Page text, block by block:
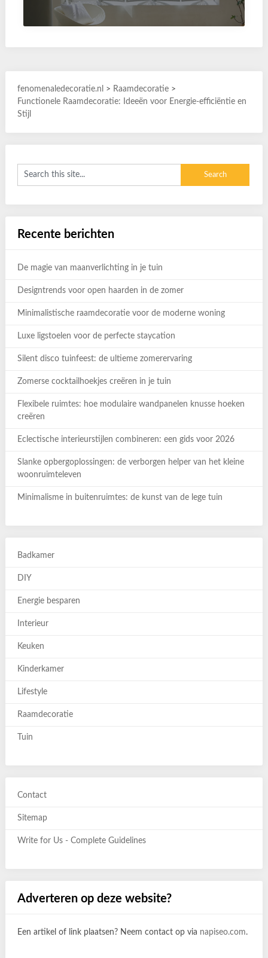
fenomenaledecoratie.nl > Raamdecoratie>
Functionele Raamdecoratie: Ideeën voor Energie-efficiëntie en
Stijl
Recente berichten
De magie van maanverlichting in je tuin
Designtrends voor open haarden in de zomer
Minimalistische raamdecoratie voor de moderne woning
Luxe ligstoelen voor de perfecte staycation
Silent disco tuinfeest: de ultieme zomerervaring
Zomerse cocktailhoekjes creëren in je tuin
Flexibele ruimtes: hoe modulaire wandpanelen knusse hoeken
creëren
Eclectische interieurstijlen combineren: een gids voor 2026
Slanke opbergoplossingen: de verborgen helper van het kleine
woonruimteleven
Minimalisme in buitenruimtes: de kunst van de lege tuin
Badkamer
DIY
Energie besparen
Interieur
Keuken
Kinderkamer
Lifestyle
Raamdecoratie
Tuin
Contact
Sitemap
Write for Us - Complete Guidelines
Adverteren op deze website?
Een artikel of link plaatsen? Neem contact op via napiseo.com.